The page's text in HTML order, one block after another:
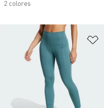
2 colores